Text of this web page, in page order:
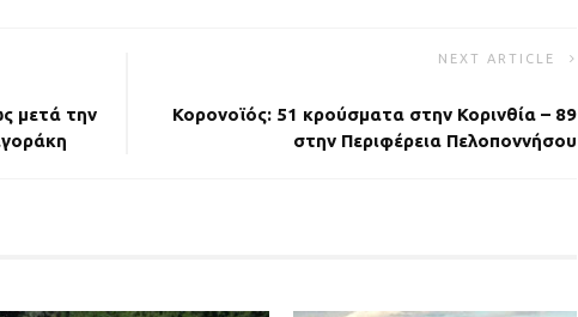
μετά την
NEXT ARTICLE
Κορονοϊός: 51 κρούσματα στην Κορινθία – 89
στην Περιφέρεια Πελοποννήσου